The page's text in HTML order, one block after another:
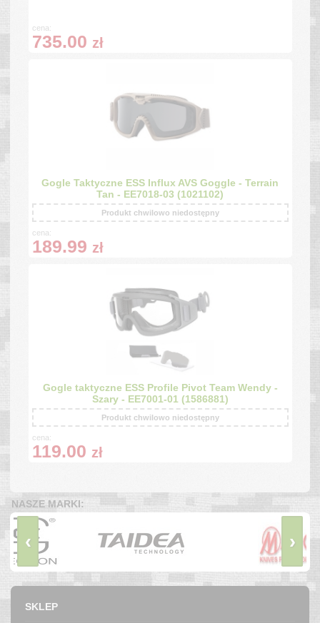
cena:
735.00 zł
Gogle Taktyczne ESS Influx AVS Goggle - Terrain
Tan - EE7018-03 (1021102)
Produkt chwilowo niedostępny
cena:
189.99 zł
Gogle taktyczne ESS Profile Pivot Team Wendy -
Szary - EE7001-01 (1586881)
Produkt chwilowo niedostępny
cena:
119.00 zł
NASZE MARKI:
‹ ›
SKLEP